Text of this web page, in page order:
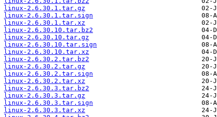
linux-2.6.30.1.tar.gz
linux-2.6.30.1.tar.sign
linux-2.6.30.1.tar.xz
linux-2.6.30.10.tar.bz2
linux-2.6.30.10.tar.gz
linux-2.6.30.10.tar.sign
linux-2.6.30.10.tar.xz
linux-2.6.30.2.tar.bz2
linux-2.6.30.2.tar.gz
linux-2.6.30.2.tar.sign
linux-2.6.30.2.tar.xz
linux-2.6.30.3.tar.bz2
linux-2.6.30.3.tar.gz
linux-2.6.30.3.tar.sign
linux-2.6.30.3.tar.xz